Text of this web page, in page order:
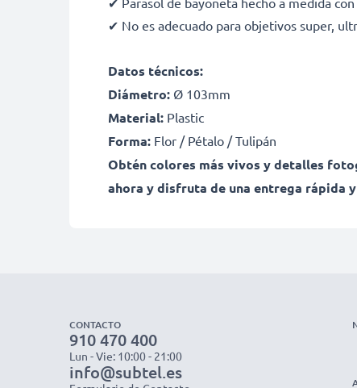
✔ No es adecuado para objetivos super,
Datos técnicos:
Diámetro: Ø 103mm
Material: Plastic
Forma: Flor / Pétalo / Tulipán
Obtén colores más vivos y detalles
ahora y disfruta de una entrega rápida
CONTACTO
910 470 400
Lun - Vie: 10:00 - 21:00
info@subtel.es